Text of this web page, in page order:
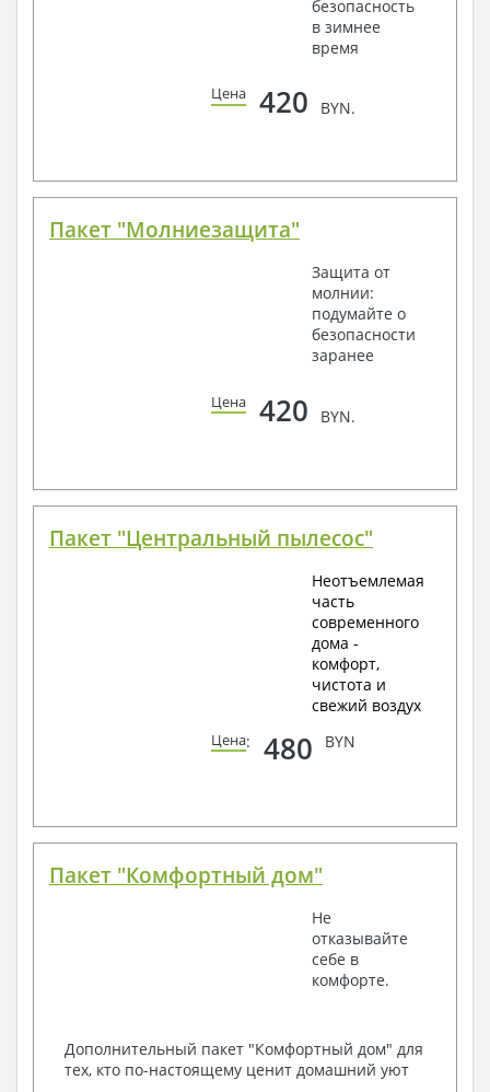
безопасность
в зимнее
время
Цена 420 BYN.
Пакет "Молниезащита"
Защита от
молнии:
подумайте о
безопасности
заранее
Цена 420 BYN.
Пакет "Центральный пылесос"
Неотъемлемая
часть
современного
дома -
комфорт,
чистота и
свежий воздух
Цена: 480 BYN
Пакет "Комфортный дом"
Не
отказывайте
себе в
комфорте.
Дополнительный пакет "Комфортный дом" для
тех, кто по-настоящему ценит домашний уют